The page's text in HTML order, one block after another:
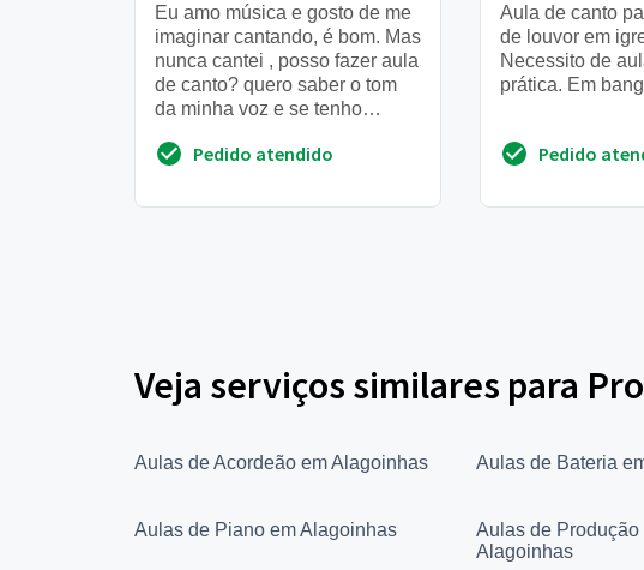
Eu amo música e gosto de me
imaginar cantando, é bom. Mas
nunca cantei , posso fazer aula
de canto? quero saber o tom
da minha voz e se tenho
Pedido atendido
Aula de canto
de louvor em
Necessito de
prática. Em
Pedido
Veja serviços similares para
Aulas de Acordeão em Alagoinhas Aulas de Bateria
Aulas de Piano em Alagoinhas
Aulas de
Alagoinhas